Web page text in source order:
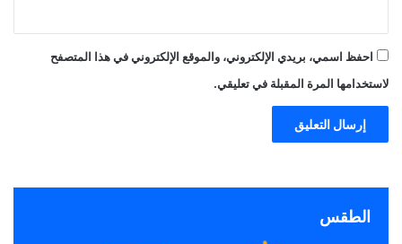
احفظ اسمي، بريدي الإلكتروني، والموقع الإلكتروني في هذا المتصفح
لاستخدامها المرة المقبلة في تعليقي.
الطقس